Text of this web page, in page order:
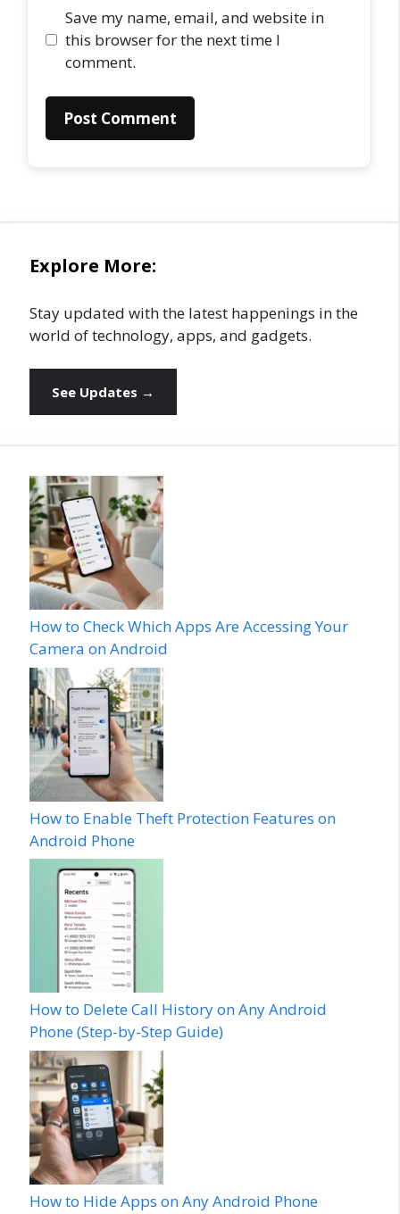
Save my name, email, and website in
this browser for the next time I
comment.
Explore More:
Stay updated with the latest happenings in the
world of technology, apps, and gadgets.
See Updates →
How to Check Which Apps Are Accessing Your
Camera on Android
How to Enable Theft Protection Features on
Android Phone
How to Delete Call History on Any Android
Phone (Step-by-Step Guide)
How to Hide Apps on Any Android Phone